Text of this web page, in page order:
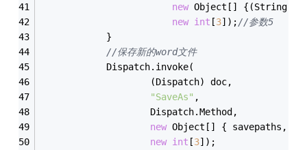
new Object[] {(String)
new int [3]);//参数5
            }
//保存新的word文件
            Dispatch.invoke(
                    (Dispatch) doc,
"SaveAs" ,
                    Dispatch.Method,
new Object[] { savepaths,
new int [3]);